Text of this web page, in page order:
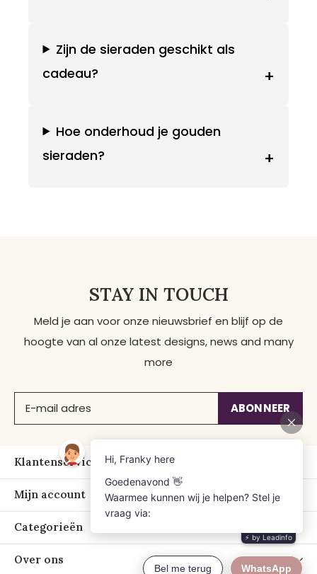
Zijn de sieraden geschikt als
cadeau?
+
Hoe onderhoud je gouden
sieraden?
+
STAY IN TOUCH
Meld je aan voor onze nieuwsbrief en blijf op de
hoogte van al onze latest designs, news and many
more
ABONNEER
Klantenservice
Mijn account
Categorieën
Over ons